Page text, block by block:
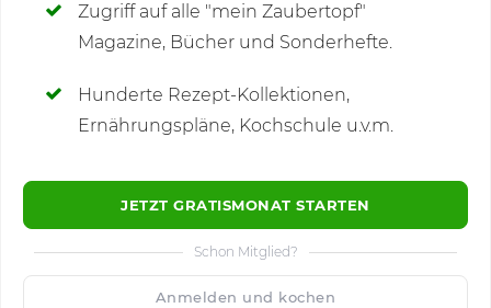
Zugriff auf alle "mein Zaubertopf"
Magazine, Bücher und Sonderhefte.
Hunderte Rezept-Kollektionen,
Ernährungspläne, Kochschule u.v.m.
JETZT GRATISMONAT STARTEN
Schon Mitglied?
Anmelden und kochen
Kommentare(80)
🙂 Speichern